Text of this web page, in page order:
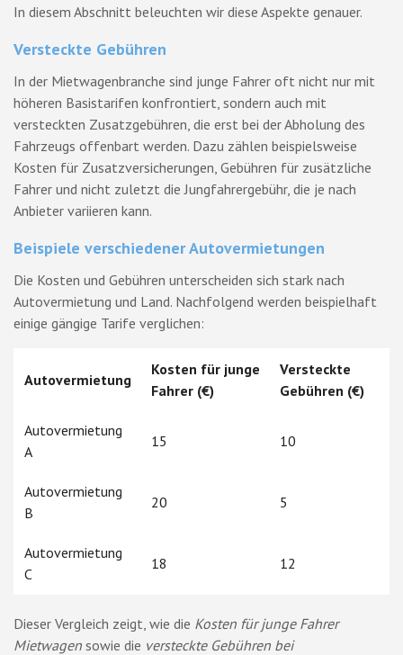
In diesem Abschnitt beleuchten wir diese Aspekte genauer.
Versteckte Gebühren
In der Mietwagenbranche sind junge Fahrer oft nicht nur mit
höheren Basistarifen konfrontiert, sondern auch mit
versteckten Zusatzgebühren, die erst bei der Abholung des
Fahrzeugs offenbart werden. Dazu zählen beispielsweise
Kosten für Zusatzversicherungen, Gebühren für zusätzliche
Fahrer und nicht zuletzt die Jungfahrergebühr, die je nach
Anbieter variieren kann.
Beispiele verschiedener Autovermietungen
Die Kosten und Gebühren unterscheiden sich stark nach
Autovermietung und Land. Nachfolgend werden beispielhaft
einige gängige Tarife verglichen:
Autovermietung
Kosten für junge
Fahrer (€)
Versteckte
Gebühren (€)
Autovermietung
A
15 10
Autovermietung
B
20 5
Autovermietung
C
18 12
Dieser Vergleich zeigt, wie die Kosten für junge Fahrer
Mietwagen sowie die versteckte Gebühren bei